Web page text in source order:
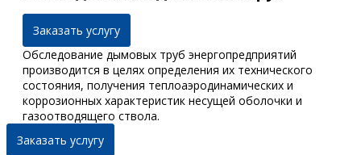
Заказать услугу
Обследование дымовых труб энергопредприятий
производится в целях определения их технического
состояния, получения теплоаэродинамических и
коррозионных характеристик несущей оболочки и
газоотводящего ствола.
Заказать услугу